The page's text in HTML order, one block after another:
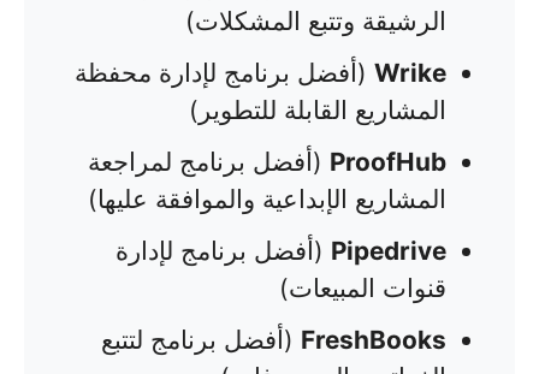
الرشيقة وتتبع المشكلات)
Wrike (أفضل برنامج لإدارة محفظة
المشاريع القابلة للتطوير)
ProofHub (أفضل برنامج لمراجعة
المشاريع الإبداعية والموافقة عليها)
Pipedrive (أفضل برنامج لإدارة
قنوات المبيعات)
FreshBooks (أفضل برنامج لتتبع